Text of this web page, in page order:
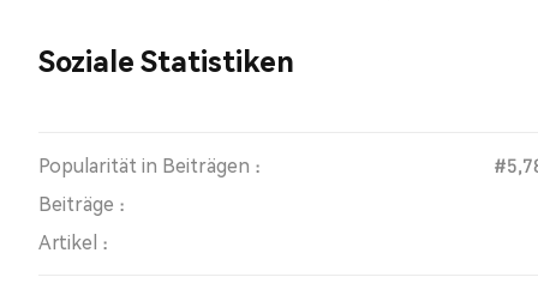
Soziale Statistiken
Popularität in Beiträgen :
Beiträge :
Artikel :